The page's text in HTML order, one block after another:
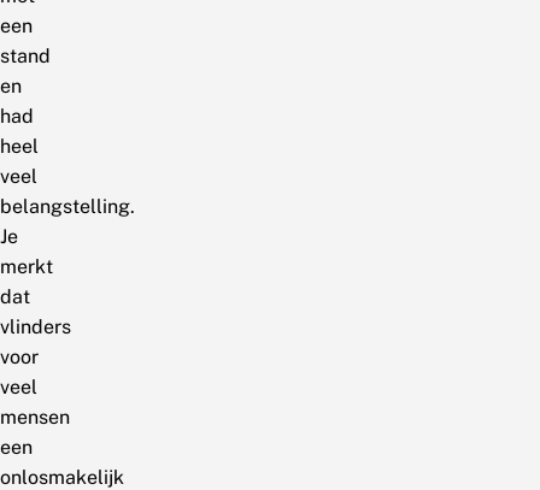
een
stand
en
had
heel
veel
belangstelling.
Je
merkt
dat
vlinders
voor
veel
mensen
een
onlosmakelijk